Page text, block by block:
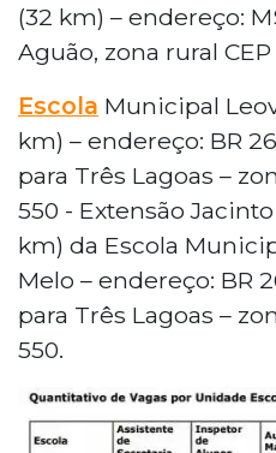
(32 km) – endereço:
Aguão, zona rural CEP
Escola Municipal
km) – endereço: BR
para Três Lagoas –
550 - Extensão
km) da Escola
Melo – endereço: BR
para Três Lagoas –
550.